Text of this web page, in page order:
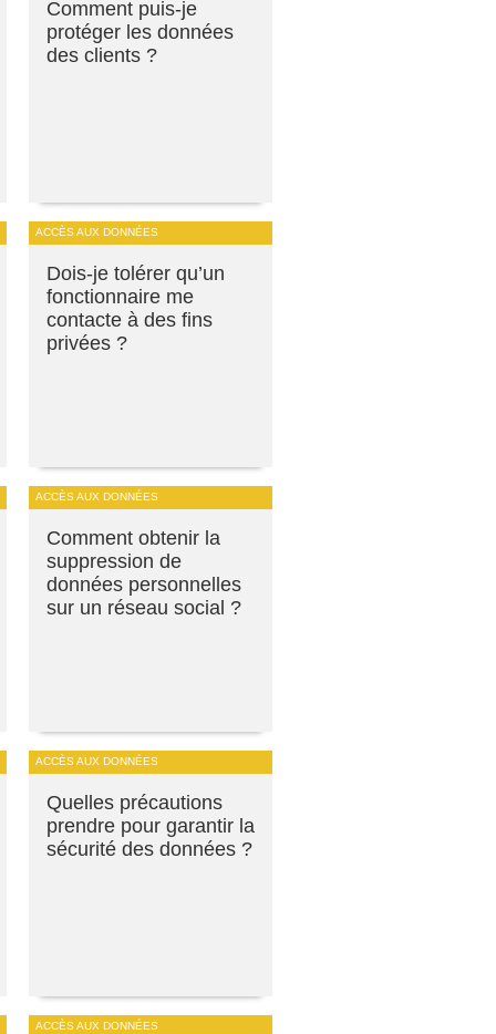
Comment puis-je
protéger les données
des clients ?
ACCÈS AUX DONNÉES
Dois-je tolérer qu’un
fonctionnaire me
contacte à des fins
privées ?
ACCÈS AUX DONNÉES
Comment obtenir la
suppression de
données personnelles
sur un réseau social ?
ACCÈS AUX DONNÉES
Quelles précautions
prendre pour garantir la
sécurité des données ?
ACCÈS AUX DONNÉES